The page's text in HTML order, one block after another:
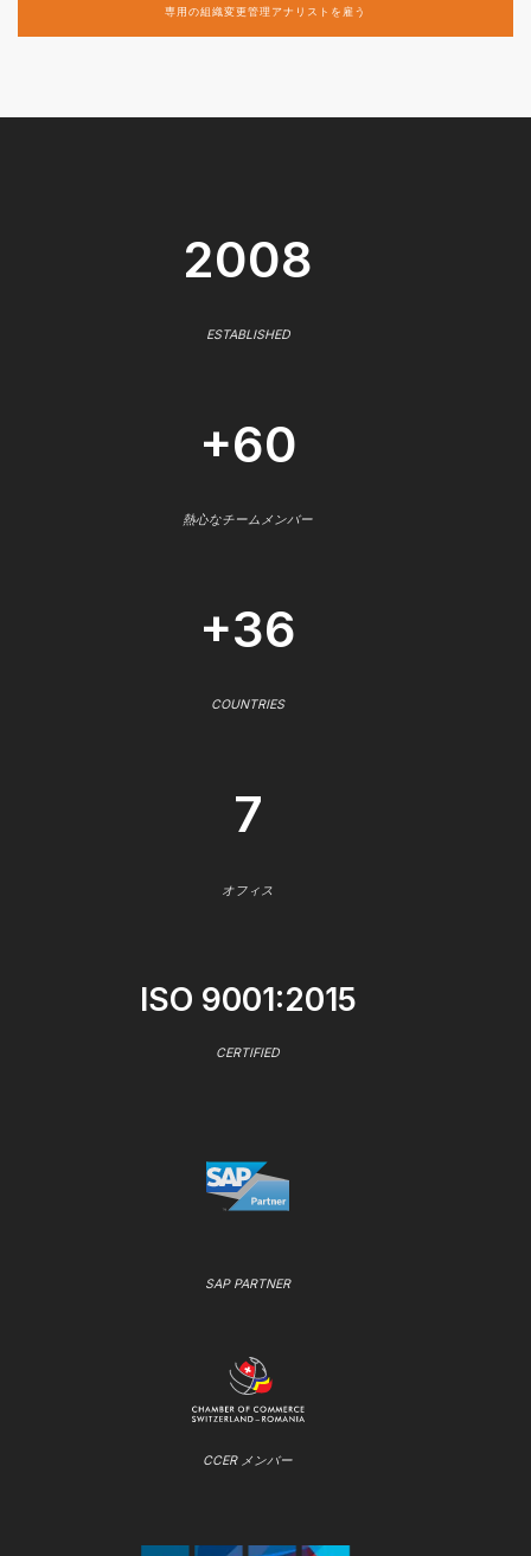
専用の組織変更管理アナリストを雇う
2008
ESTABLISHED
+60
熱心なチームメンバー
+36
COUNTRIES
7
オフィス
ISO 9001:2015
CERTIFIED
SAP PARTNER
CCER メンバー